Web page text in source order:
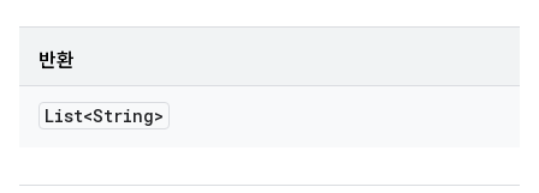
반환
List<String>